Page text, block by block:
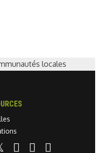
locales
Linkedin link